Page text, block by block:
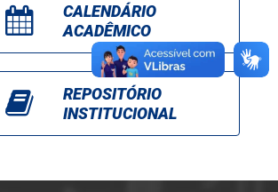
CALENDÁRIO
ACADÊMICO
REPOSITÓRIO
INSTITUCIONAL